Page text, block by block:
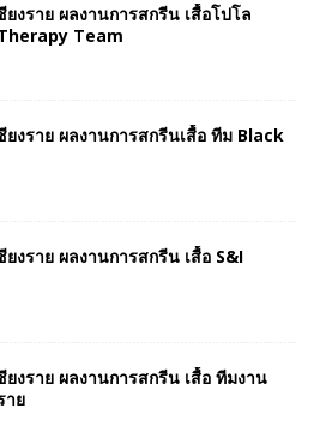
ยงราย ผลงานการสกรีน เสื้อโปโล
Team
ยงราย ผลงานการสกรีนเสื้อ ทีม Black
ยงราย ผลงานการสกรีน เสื้อ S&I
ยงราย ผลงานการสกรีน เสื้อ ทีมงาน
าย